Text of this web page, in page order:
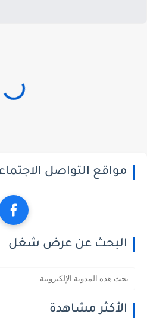
مواقع التواصل الاجتماعي
البحث عن عرض شغل
الأكثر مشاهدة